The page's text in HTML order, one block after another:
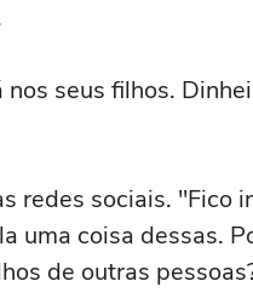
seus filhos.
redes sociais. "Fico
uma coisa dessas.
de outras